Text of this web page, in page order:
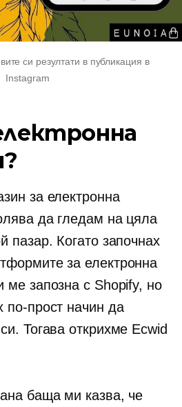
си резултати в публикация в
Instagram
за електронна
да гледам на цяла
пазар. Когато започнах
за електронна
ме запозна с Shopify, но
по-прост начин да
Тогава открихме Ecwid
баща ми казва, че